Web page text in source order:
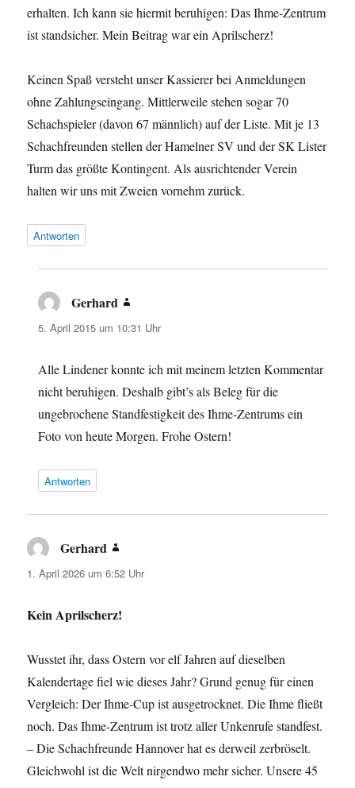
erhalten. Ich kann sie hiermit beruhigen: Das Ihme-Zentrum
ist standsicher. Mein Beitrag war ein Aprilscherz!
Keinen Spaß versteht unser Kassierer bei Anmeldungen
ohne Zahlungseingang. Mittlerweile stehen sogar 70
Schachspieler (davon 67 männlich) auf der Liste. Mit je 13
Schachfreunden stellen der Hamelner SV und der SK Lister
Turm das größte Kontingent. Als ausrichtender Verein
halten wir uns mit Zweien vornehm zurück.
Antworten
Gerhard
5. April 2015 um 10:31 Uhr
Alle Lindener konnte ich mit meinem letzten Kommentar
nicht beruhigen. Deshalb gibt’s als Beleg für die
ungebrochene Standfestigkeit des Ihme-Zentrums ein
Foto von heute Morgen. Frohe Ostern!
Antworten
Gerhard
1. April 2026 um 6:52 Uhr
Kein Aprilscherz!
Wusstet ihr, dass Ostern vor elf Jahren auf dieselben
Kalendertage fiel wie dieses Jahr? Grund genug für einen
Vergleich: Der Ihme-Cup ist ausgetrocknet. Die Ihme fließt
noch. Das Ihme-Zentrum ist trotz aller Unkenrufe standfest.
– Die Schachfreunde Hannover hat es derweil zerbröselt.
Gleichwohl ist die Welt nirgendwo mehr sicher. Unsere 45